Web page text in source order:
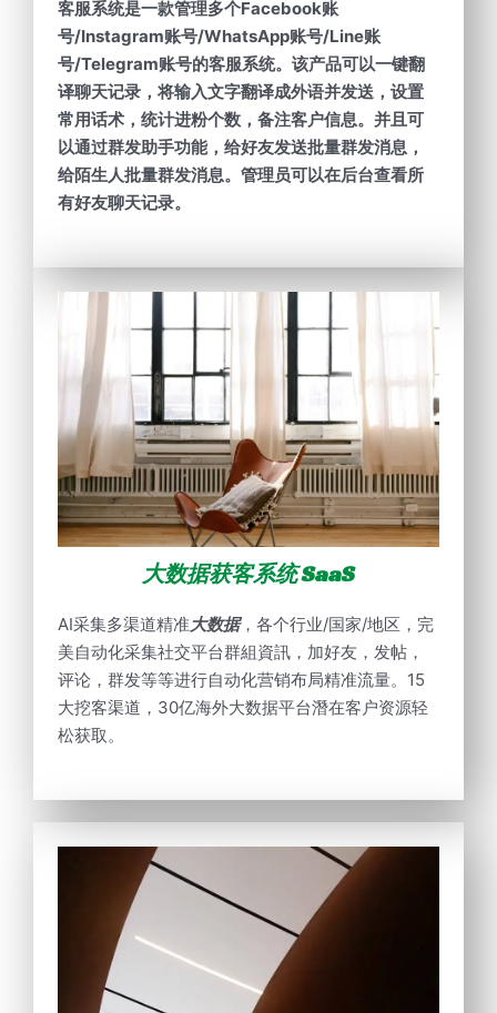
客服系统是一款管理多个Facebook账
号/Instagram账号/WhatsApp账号/Line账
号/Telegram账号的客服系统。该产品可以一键翻
译聊天记录，将输入文字翻译成外语并发送，设置
常用话术，统计进粉个数，备注客户信息。并且可
以通过群发助手功能，给好友发送批量群发消息，
给陌生人批量群发消息。管理员可以在后台查看所
有好友聊天记录。
大数据获客系统SaaS
AI采集多渠道精准大数据，各个行业/国家/地区，完
美自动化采集社交平台群組資訊，加好友，发帖，
评论，群发等等进行自动化营销布局精准流量。15
大挖客渠道，30亿海外大数据平台潛在客户资源轻
松获取。